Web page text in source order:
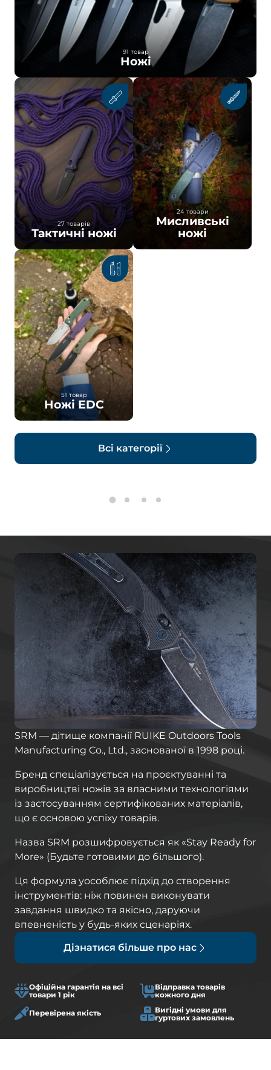
91 товар
Ножі
27 товарів
Тактичні ножі
24 товари
Мисливські
ножі
51 товар
Ножі EDC
Всі категорії
SRM — дітище компанії RUIKE Outdoors Tools
Manufacturing Co., Ltd., заснованої в 1998 році.
Бренд спеціалізується на проєктуванні та
виробництві ножів за власними технологіями
із застосуванням сертифікованих матеріалів,
що є основою успіху товарів.
Назва SRM розшифровується як «Stay Ready for
More» (Будьте готовими до більшого).
Ця формула уособлює підхід до створення
інструментів: ніж повинен виконувати
завдання швидко та якісно, ​​даруючи
впевненість у будь-яких сценаріях.
Дізнатися більше про нас
Офіційна гарантія на всі
товари 1 рік
Відправка товарів
кожного дня
Перевірена якість
Вигідні умови для
гуртових замовлень